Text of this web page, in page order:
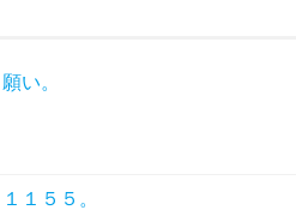
願い。
１１５５。